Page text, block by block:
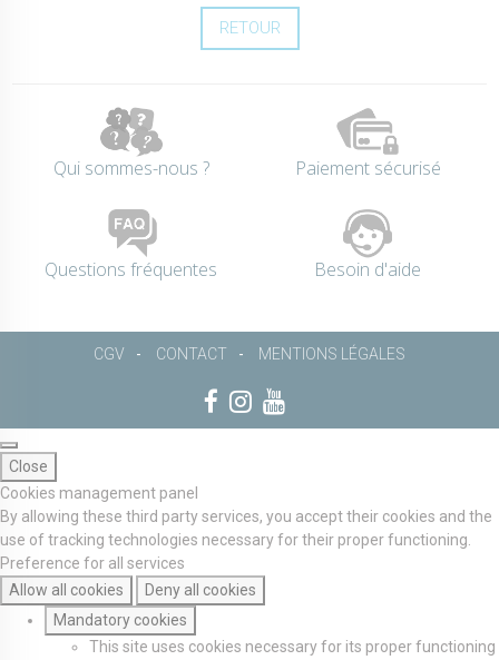
RETOUR
Qui sommes-nous ? Paiement sécurisé
Questions fréquentes Besoin d'aide
CGV CONTACT MENTIONS LÉGALES
Close
Cookies management panel
By allowing these third party services, you accept their cookies and the
use of tracking technologies necessary for their proper functioning.
Preference for all services
Allow all cookies
Deny all cookies
Mandatory cookies
This site uses cookies necessary for its proper functioning